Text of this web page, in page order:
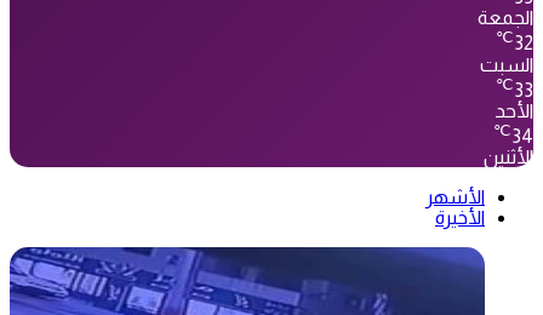
الجمعة
32
℃
السبت
33
℃
الأحد
34
℃
الأثنين
الأشهر
الأخيرة